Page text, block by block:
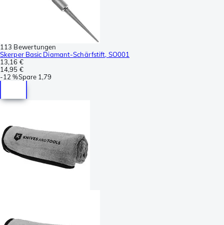
113 Bewertungen
Skerper Basic Diamant-Schärfstift, SO001
13,16 €
14,95 €
-12 %Spare 1,79